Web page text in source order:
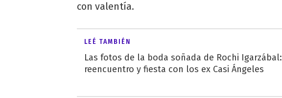
con valentía.
LEÉ TAMBIÉN
Las fotos de la boda soñada de Rochi Igarzábal:
reencuentro y fiesta con los ex Casi Ángeles